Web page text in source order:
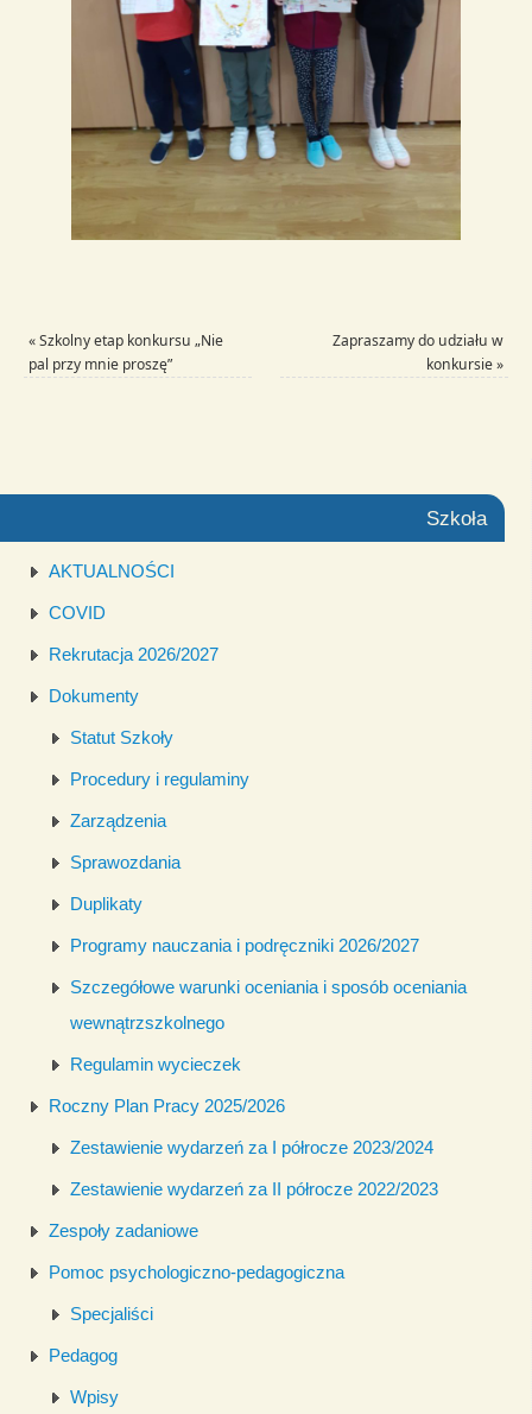
«Szkolny etap konkursu „Nie
pal przy mnie proszę”
Zapraszamy do udziału w
konkursie»
Szkoła
AKTUALNOŚCI
COVID
Rekrutacja 2026/2027
Dokumenty
Statut Szkoły
Procedury i regulaminy
Zarządzenia
Sprawozdania
Duplikaty
Programy nauczania i podręczniki 2026/2027
Szczegółowe warunki oceniania i sposób oceniania
wewnątrzszkolnego
Regulamin wycieczek
Roczny Plan Pracy 2025/2026
Zestawienie wydarzeń za I półrocze 2023/2024
Zestawienie wydarzeń za II półrocze 2022/2023
Zespoły zadaniowe
Pomoc psychologiczno-pedagogiczna
Specjaliści
Pedagog
Wpisy